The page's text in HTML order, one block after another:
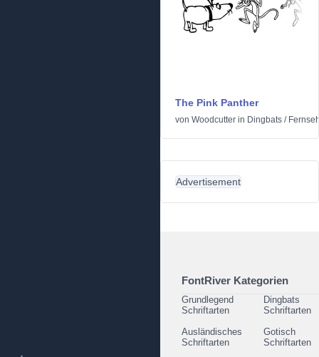
The Pink Panther
von Woodcutter in Dingbats /
Advertisement
FontRiver Kategorien
Grundlegend
Schriftarten
Dingbats
Schriftarten
Ausländisches
Schriftarten
Gotisch
Schriftarten